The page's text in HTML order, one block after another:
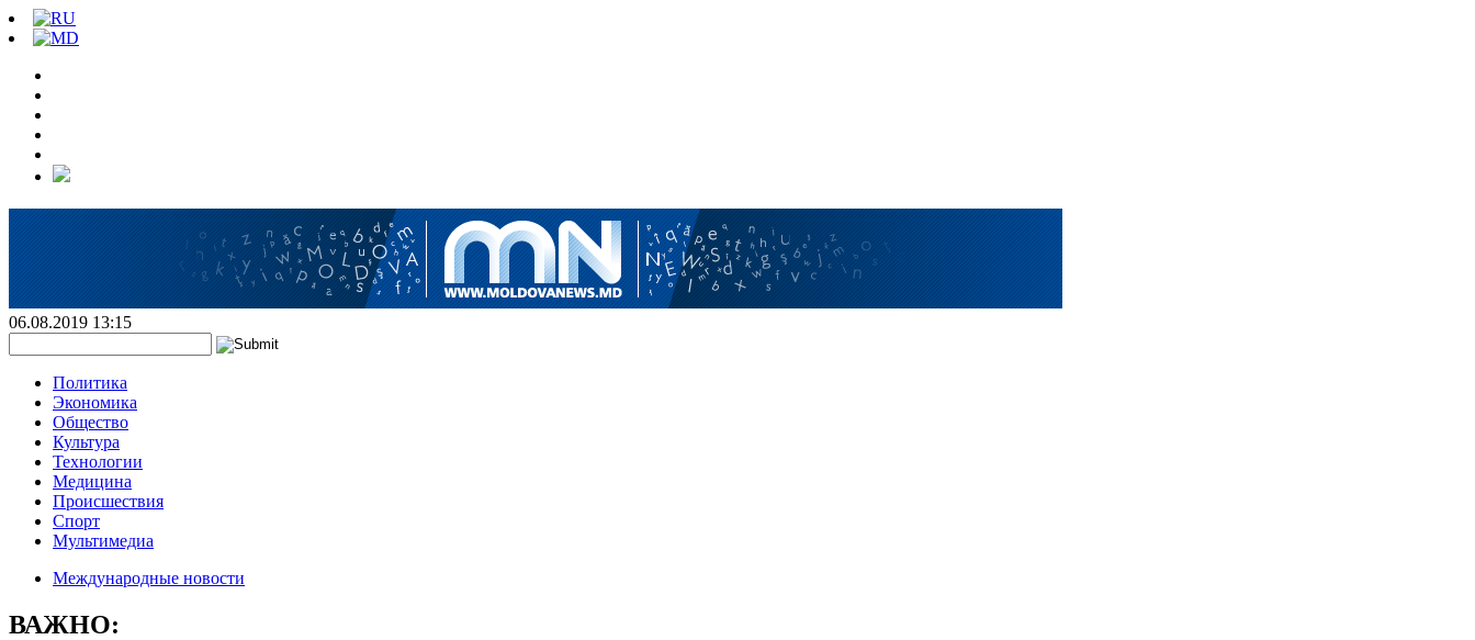
06.08.2019 13:15
Политика
Экономика
Общество
Культура
Технологии
Медицина
Происшествия
Спорт
Мультимедиа
Международные новости
ВАЖНО: